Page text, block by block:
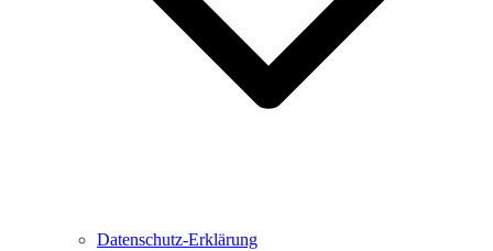
Datenschutz-Erklärung